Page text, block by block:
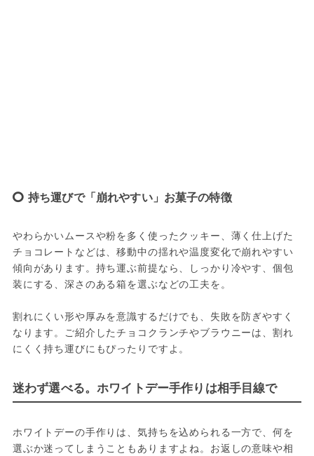
持ち運びで「崩れやすい」お菓子の特徴
やわらかいムースや粉を多く使ったクッキー、薄く仕上げた
チョコレートなどは、移動中の揺れや温度変化で崩れやすい
傾向があります。持ち運ぶ前提なら、しっかり冷やす、個包
装にする、深さのある箱を選ぶなどの工夫を。
割れにくい形や厚みを意識するだけでも、失敗を防ぎやすく
なります。ご紹介したチョコクランチやブラウニーは、割れ
にくく持ち運びにもぴったりですよ。
迷わず選べる。ホワイトデー手作りは相手目線で
ホワイトデーの手作りは、気持ちを込められる一方で、何を
選ぶか迷ってしまうこともありますよね。お返しの意味や相